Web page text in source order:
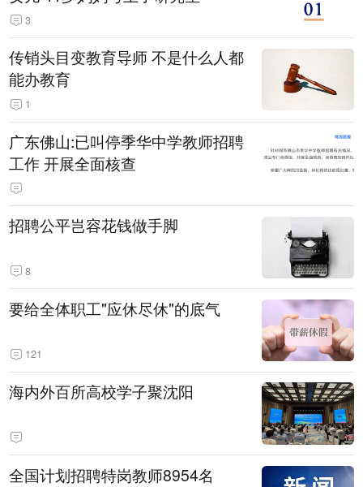
3
传销头目变教育导师 不是什么人都
能办教育
1
广东佛山:已叫停季华中学教师招聘
工作 开展全面核查
招聘公平岂容花钱做手脚
8
要给全体职工"应休尽休"的底气
121
海内外百所高校学子聚沈阳
全国计划招聘特岗教师8954名